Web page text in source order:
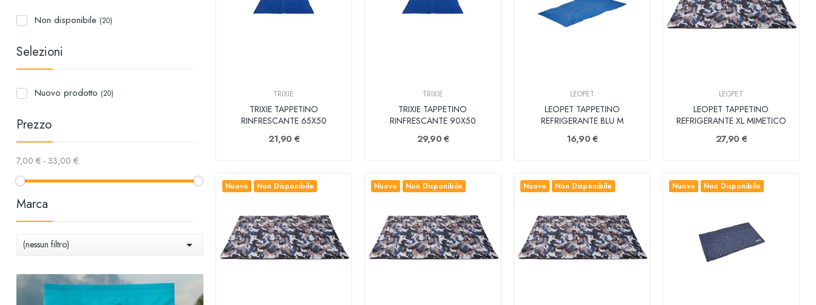
Non disponibile (20)
Selezioni
Nuovo prodotto (20)
Prezzo
7,00 € - 33,00 €
Marca
(nessun filtro) 
TRIXIE
TRIXIE TAPPETINO
RINFRESCANTE 65X50
21,90 €
TRIXIE
TRIXIE TAPPETINO
RINFRESCANTE 90X50
29,90 €
LEOPET
LEOPET TAPPETINO
REFRIGERANTE BLU M
16,90 €
LEOPET
LEOPET TAPPETINO
REFRIGERANTE XL MIMETICO
27,90 €
Nuovo Non Disponibile Nuovo Non Disponibile Nuovo Non Disponibile Nuovo Non Disponibile